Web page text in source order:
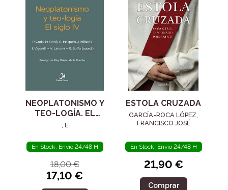
NEOPLATONISMO Y
TEO-LOGÍA. EL
SIGLO IV
, E
En Stock. Envío 24/48 H
18,00 €
17,10 €
ESTOLA CRUZADA
GARCÍA-ROCA LÓPEZ,
FRANCISCO JOSÉ
En Stock. Envío 24/48 H
21,90 €
Comprar